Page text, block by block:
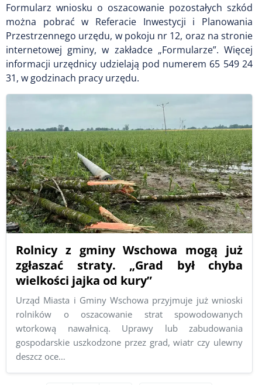
Formularz wniosku o oszacowanie pozostałych szkód
można pobrać w Referacie Inwestycji i Planowania
Przestrzennego urzędu, w pokoju nr 12, oraz na stronie
internetowej gminy, w zakładce „Formularze”. Więcej
informacji urzędnicy udzielają pod numerem 65 549 24
31, w godzinach pracy urzędu.
Rolnicy z gminy Wschowa mogą już
zgłaszać straty. „Grad był chyba
wielkości jajka od kury”
Urząd Miasta i Gminy Wschowa przyjmuje już wnioski
rolników o oszacowanie strat spowodowanych
wtorkową nawałnicą. Uprawy lub zabudowania
gospodarskie uszkodzone przez grad, wiatr czy ulewny
deszcz oce…